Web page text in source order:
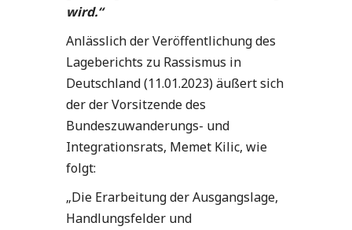
wird.“
Anlässlich der Veröffentlichung des
Lageberichts zu Rassismus in
Deutschland (11.01.2023) äußert sich
der der Vorsitzende des
Bundeszuwanderungs- und
Integrationsrats, Memet Kilic, wie
folgt:
„Die Erarbeitung der Ausgangslage,
Handlungsfelder und